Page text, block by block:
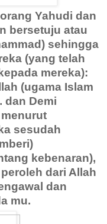
Yahudi dan
bersetuju atau
sehingga
(yang telah
mereka):
(ugama Islam
dan Demi
sesudah
kebenaran),
dari Allah
dan
mu.